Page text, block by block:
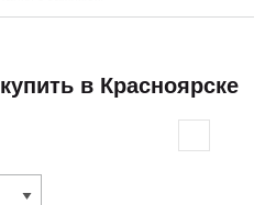
в Красноярске